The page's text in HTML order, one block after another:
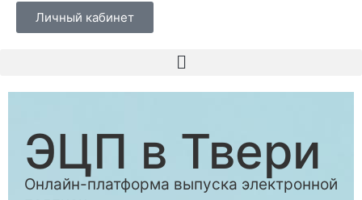
Личный кабинет
ЭЦП в Твери
Онлайн-платформа выпуска электронной